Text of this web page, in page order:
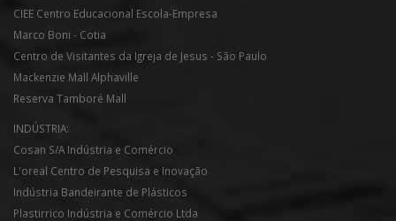
CIEE Centro Educacional Escola-Empresa
Marco Boni - Cotia
Centro de Visitantes da Igreja de Jesus - São Paulo
Mackenzie Mall Alphaville
Reserva Tamboré Mall
INDÚSTRIA:
Cosan S/A Indústria e Comércio
L'oreal Centro de Pesquisa e Inovação
Indústria Bandeirante de Plásticos
Plastirrico Indústria e Comércio Ltda